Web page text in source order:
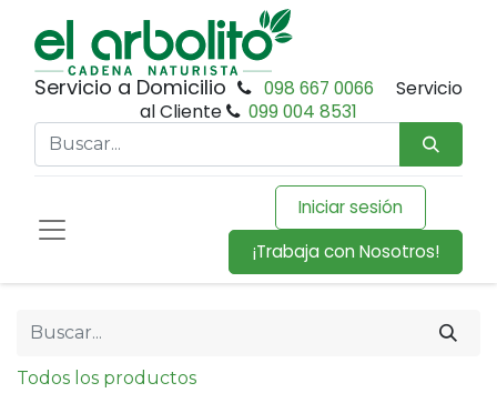
Servicio a Domicilio 098 667 0066
Servicio
al Cliente
099 004 8531
Iniciar sesión
¡Trabaja con Nosotros!
Todos los productos